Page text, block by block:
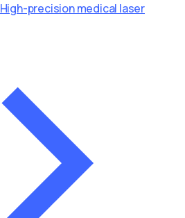
High-precision medical laser